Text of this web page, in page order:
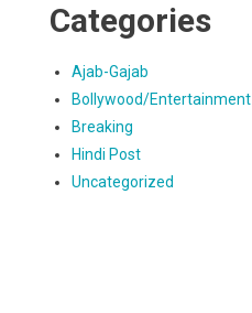
Categories
Ajab-Gajab
Bollywood/Entertainment
Breaking
Hindi Post
Uncategorized